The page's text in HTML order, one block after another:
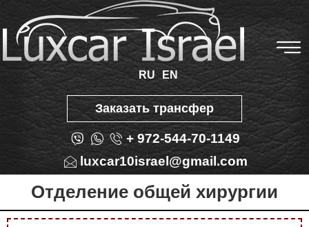
RU EN
Заказать трансфер
+ 972-544-70-1149
luxcar10israel@gmail.com
Отделение общей хирургии